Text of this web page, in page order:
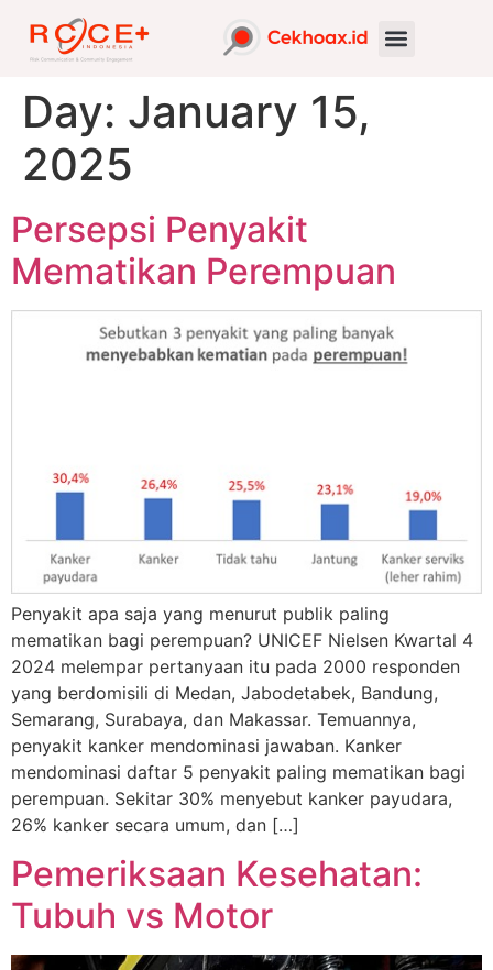
Day: January 15,
2025
Persepsi Penyakit
Mematikan Perempuan
Penyakit apa saja yang menurut publik paling
mematikan bagi perempuan? UNICEF Nielsen Kwartal 4
2024 melempar pertanyaan itu pada 2000 responden
yang berdomisili di Medan, Jabodetabek, Bandung,
Semarang, Surabaya, dan Makassar. Temuannya,
penyakit kanker mendominasi jawaban. Kanker
mendominasi daftar 5 penyakit paling mematikan bagi
perempuan. Sekitar 30% menyebut kanker payudara,
26% kanker secara umum, dan […]
Pemeriksaan Kesehatan:
Tubuh vs Motor